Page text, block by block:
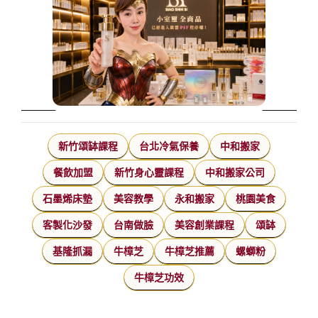
新竹頌缽課程 台北冷氣保養 中和搬家
餐飲加盟 新竹身心靈課程 中和搬家公司
石墨烯床墊 美容教學 永和搬家 桃園美食
客製化沙發 台南做臉 美容創業課程 頌缽
基隆抓漏 牛樟芝 牛樟芝推薦 螺螄粉
牛樟芝功效